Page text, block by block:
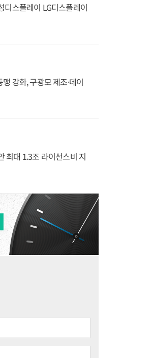
디스플레이 LG디스플레이
강화, 구광모 제조·데이
최대 1.3조 라이선스비 지